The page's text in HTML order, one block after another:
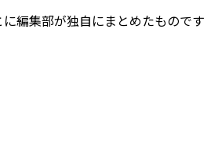
編集部が独自にまとめたものです